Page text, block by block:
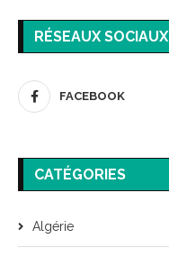
RÉSEAUX SOCIAUX
FACEBOOK
CATÉGORIES
Algérie